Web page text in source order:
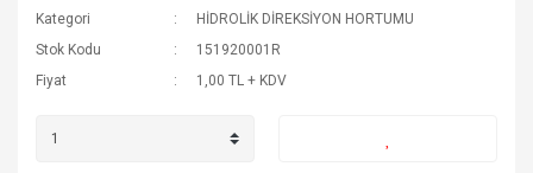
Kategori
HİDROLİK DİREKSİYON HORTUMU
Stok Kodu
151920001R
Fiyat
1,00 TL + KDV